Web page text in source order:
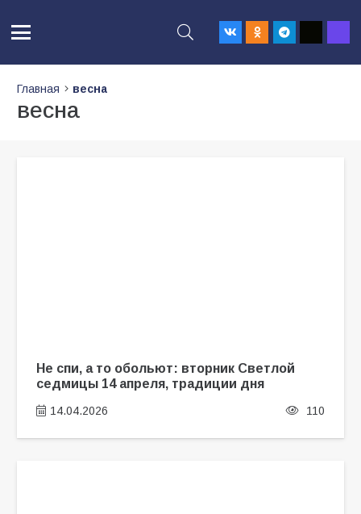
Главная весна
весна
Не спи, а то обольют: вторник Светлой
седмицы 14 апреля, традиции дня
14.04.2026 110